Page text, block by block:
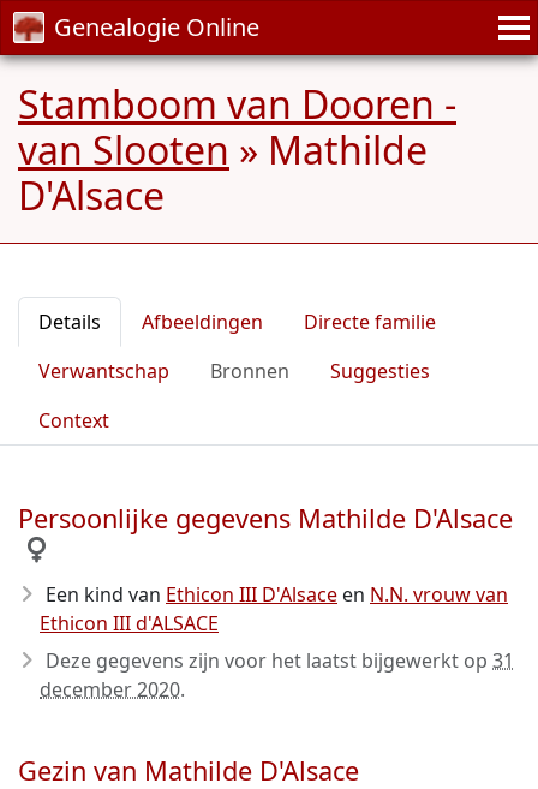
Genealogie Online
Stamboom van Dooren -
van Slooten » Mathilde
D'Alsace
Details Afbeeldingen
Directe familie
Verwantschap
Bronnen
Suggesties
Context
Persoonlijke gegevens Mathilde D'Alsace
Een kind van Ethicon III D'Alsace en N.N. vrouw van
Ethicon III d'ALSACE
Deze gegevens zijn voor het laatst bijgewerkt op 31
december 2020.
Gezin van Mathilde D'Alsace